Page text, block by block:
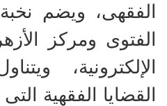
الفقهى، ويضم
الفتوى ومركز
الإلكترونية،
القضايا الفقهية